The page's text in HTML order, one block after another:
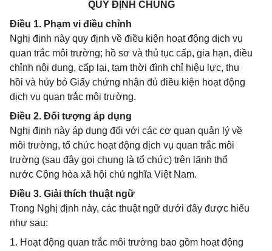
QUY ĐỊNH CHUNG
Điều 1. Phạm vi điều chỉnh
Nghị định này quy định về điều kiện hoạt động dịch vụ
quan trắc môi trường; hồ sơ và thủ tục cấp, gia hạn, điều
chỉnh nội dung, cấp lại, tạm thời đình chỉ hiệu lực, thu
hồi và hủy bỏ Giấy chứng nhận đủ điều kiện hoạt động
dịch vụ quan trắc môi trường.
Điều 2. Đối tượng áp dụng
Nghị định này áp dụng đối với các cơ quan quản lý về
môi trường, tổ chức hoạt động dịch vụ quan trắc môi
trường (sau đây gọi chung là tổ chức) trên lãnh thổ
nước Cộng hòa xã hội chủ nghĩa Việt Nam.
Điều 3. Giải thích thuật ngữ
Trong Nghị định này, các thuật ngữ dưới đây được hiểu
như sau:
1. Hoạt động quan trắc môi trường bao gồm hoạt động